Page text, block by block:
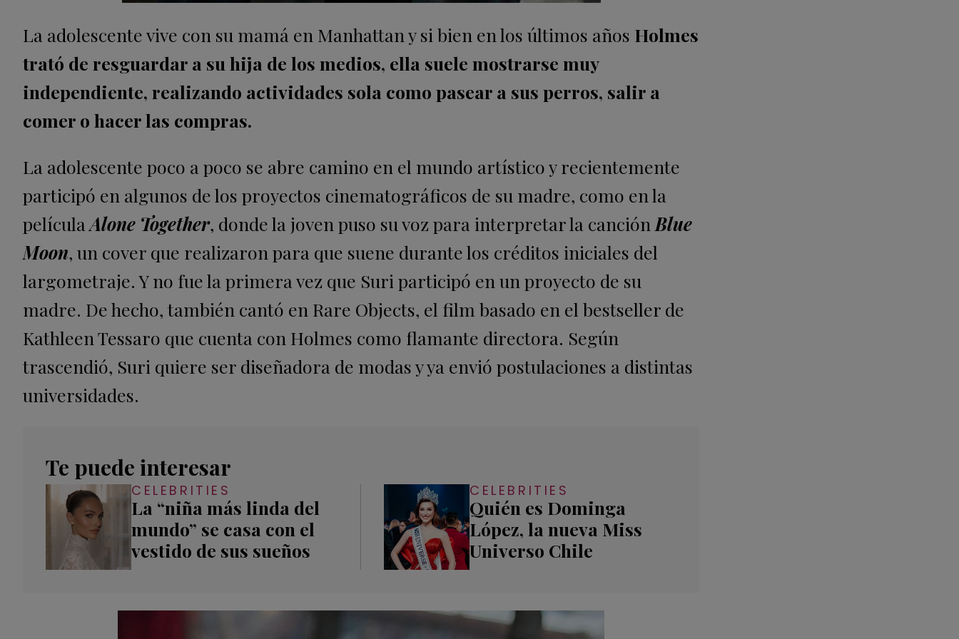
La adolescente vive con su mamá en Manhattan y si bien en los últimos años Holmes
trató de resguardar a su hija de los medios, ella suele mostrarse muy
independiente, realizando actividades sola como pasear a sus perros, salir a
comer o hacer las compras.
La adolescente poco a poco se abre camino en el mundo artístico y recientemente
participó en algunos de los proyectos cinematográficos de su madre, como en la
películaAlone Together, donde la joven puso su voz para interpretar la canción Blue
Moon, un cover que realizaron para que suene durante los créditos iniciales del
largometraje. Y no fue la primera vez que Suri participó en un proyecto de su
madre. De hecho, también cantó en Rare Objects, el film basado en el bestseller de
Kathleen Tessaro que cuenta con Holmes como flamante directora. Según
trascendió, Suri quiere ser diseñadora de modas y ya envió postulaciones a distintas
universidades.
Te puede interesar
CELEBRITIES
La “niña más linda del
mundo” se casa con el
vestido de sus sueños
CELEBRITIES
Quién es Dominga
López, la nueva Miss
Universo Chile